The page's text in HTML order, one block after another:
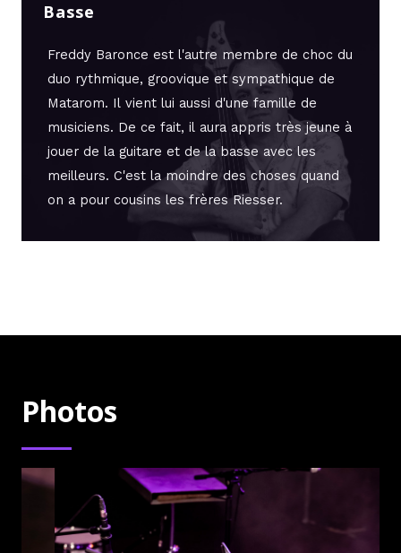
Basse
Freddy Baronce est l'autre membre de choc du
duo rythmique, groovique etsympathique de
Matarom. Il vient lui aussi d'une famille de
musiciens. De ce fait, il aura appris très jeune à
jouer de la guitare et de la basse avec les
meilleurs. C'est la moindre des choses quand
on a pour cousins les frères Riesser.
Photos